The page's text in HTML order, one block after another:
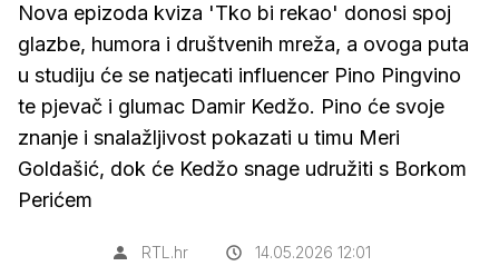
Nova epizoda kviza 'Tko bi rekao' donosi spoj
glazbe, humora i društvenih mreža, a ovoga puta
u studiju će se natjecati influencer Pino Pingvino
te pjevač i glumac Damir Kedžo. Pino će svoje
znanje i snalažljivost pokazati u timu Meri
Goldašić, dok će Kedžo snage udružiti s Borkom
Perićem
RTL.hr 14.05.2026 12:01